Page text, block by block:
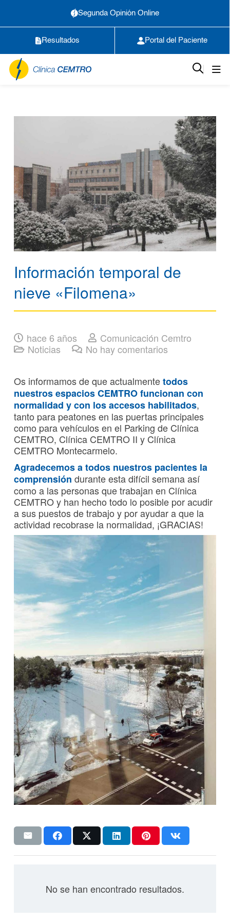
Segunda Opinión Online
Resultados Portal del Paciente
Información temporal de
nieve «Filomena»
hace 6 años
Comunicación Cemtro
Noticias
No hay comentarios
Os informamos de que actualmentetodos
nuestros espacios CEMTRO funcionan con
normalidad y con los accesos habilitados,
tanto para peatones en las puertas principales
como para vehículos en el Parking de Clínica
CEMTRO, Clínica CEMTRO II y Clínica
CEMTRO Montecarmelo.
Agradecemos a todos nuestros pacientes la
comprensión durante esta difícil semana así
como a las personas que trabajan en Clínica
CEMTRO y han hecho todo lo posible por acudir
a sus puestos de trabajo y por ayudar a que la
actividad recobrase la normalidad, ¡GRACIAS!
No se han encontrado resultados.